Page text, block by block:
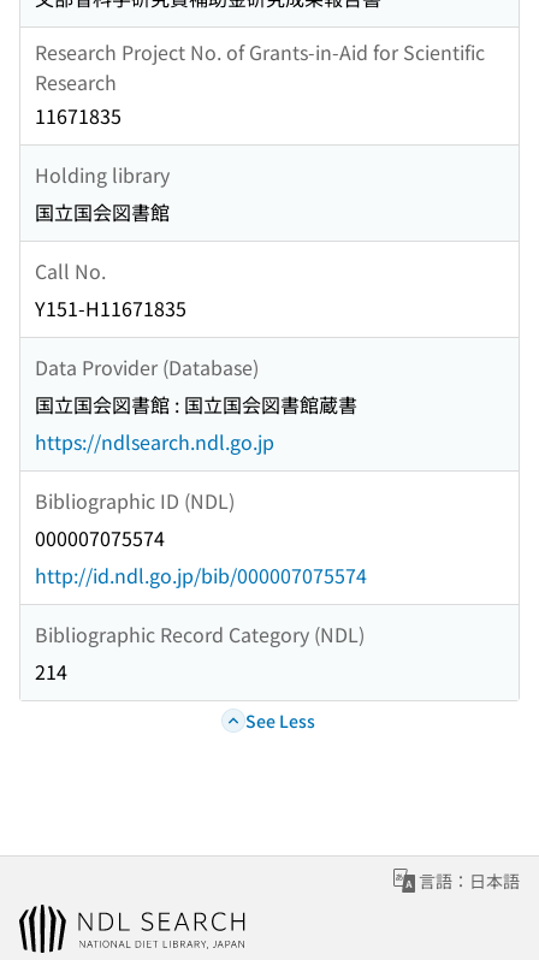
Research Project No. of Grants-in-Aid for Scientific
Research
11671835
Holding library
国立国会図書館
Call No.
Y151-H11671835
Data Provider (Database)
国立国会図書館 : 国立国会図書館蔵書
https://ndlsearch.ndl.go.jp
Bibliographic ID (NDL)
000007075574
http://id.ndl.go.jp/bib/000007075574
Bibliographic Record Category (NDL)
214
See Less
言語：日本語